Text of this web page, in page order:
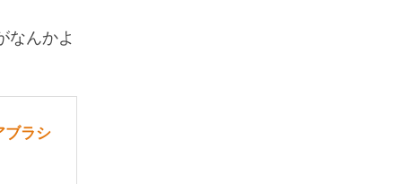
なんかよ
ブラシ